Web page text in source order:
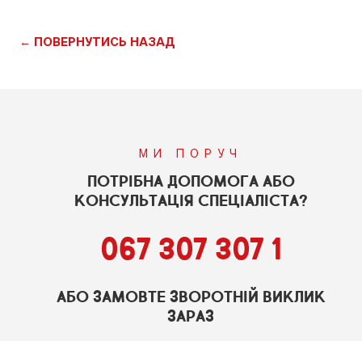
← ПОВЕРНУТИСЬ НАЗАД
МИ ПОРУЧ
ПОТРІБНА ДОПОМОГА АБО
КОНСУЛЬТАЦІЯ СПЕЦІАЛІСТА?
067 307 307 1
АБО ЗАМОВТЕ ЗВОРОТНІЙ ВИКЛИК
ЗАРАЗ